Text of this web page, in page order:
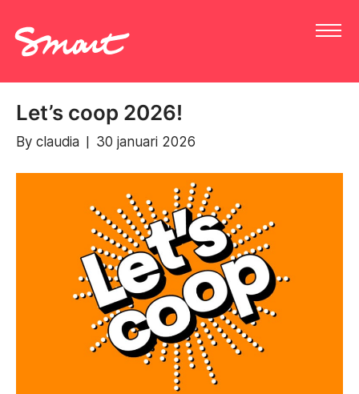
Let’s coop 2026!
By claudia 30 januari 2026